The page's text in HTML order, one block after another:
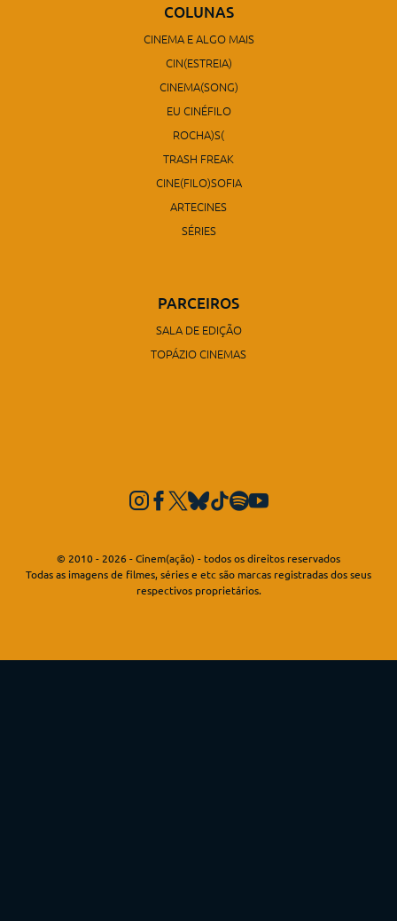
COLUNAS
CINEMA E ALGO MAIS
CIN(ESTREIA)
CINEMA(SONG)
EU CINÉFILO
ROCHA)S(
TRASH FREAK
CINE(FILO)SOFIA
ARTECINES
SÉRIES
PARCEIROS
SALA DE EDIÇÃO
TOPÁZIO CINEMAS
© 2010 - 2026 - Cinem(ação) - todos os direitos reservados
Todas as imagens de filmes, séries e etc são marcas registradas dos seus
respectivos proprietários.